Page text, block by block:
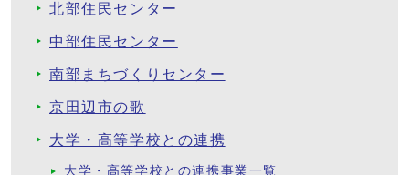
北部住民センター
中部住民センター
南部まちづくりセンター
京田辺市の歌
大学・高等学校との連携
大学・高等学校との連携事業一覧